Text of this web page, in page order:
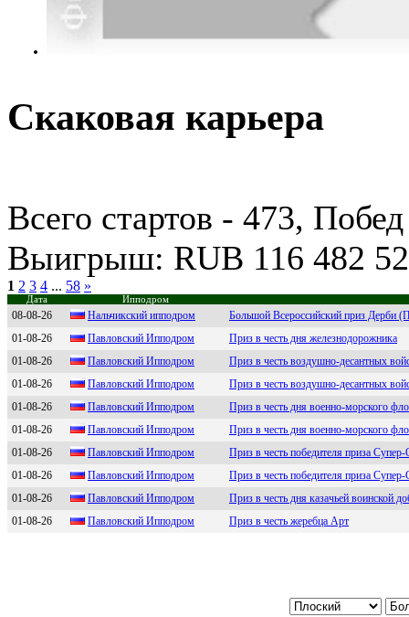
Скаковая карьера
Всего стартов - 473,
Выигрыш: RUB 116 482
1 2 3 4 ... 58 »
Дата Ипподром
08-08-26 Нaльчикский иппoдрoм
Большой Всероссийский приз Дерби
01-08-26
Павлoвcкий Иппoдpoм
Приз в честь дня железнодорожника
01-08-26
Павлoвcкий Иппoдpoм
Приз в честь воздушно-десантных
01-08-26
Пaвловский Ипподром
Приз в честь воздушно-десантных
01-08-26
Пaвловcкий Ипподpом
Приз в честь дня военно-морского
01-08-26
Павловcкий Ипподром
Приз в честь дня военно-морского
01-08-26
Пaвлoвcкий Иппoдpoм
Приз в честь победителя приза
01-08-26
Пaвловский Ипподpом
Приз в честь победителя приза
01-08-26
Павлoвский Иппoдpoм
Приз в честь дня казачьей воинской
01-08-26
Павловский Ипподpом Приз в честь жеребца Арт